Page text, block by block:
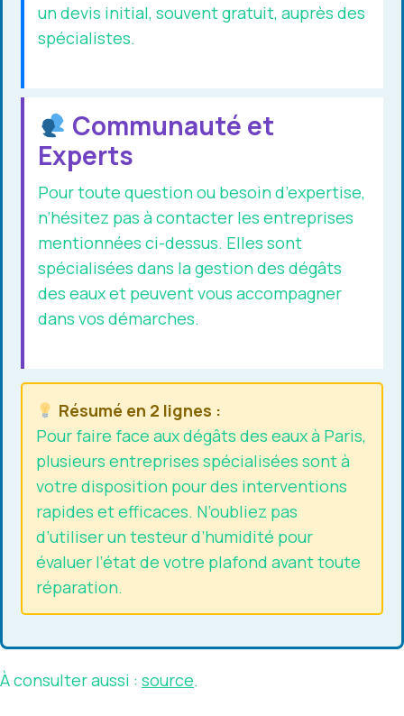
un devis initial, souvent gratuit, auprès des
spécialistes.
Communauté et
Experts
Pour toute question ou besoin d’expertise,
n’hésitez pas à contacter les entreprises
mentionnées ci-dessus. Elles sont
spécialisées dans la gestion des dégâts
des eaux et peuvent vous accompagner
dans vos démarches.
Résumé en 2 lignes :
Pour faire face aux dégâts des eaux à Paris,
plusieurs entreprises spécialisées sont à
votre disposition pour des interventions
rapides et efficaces. N’oubliez pas
d’utiliser un testeur d’humidité pour
évaluer l’état de votre plafond avant toute
réparation.
À consulter aussi : source.